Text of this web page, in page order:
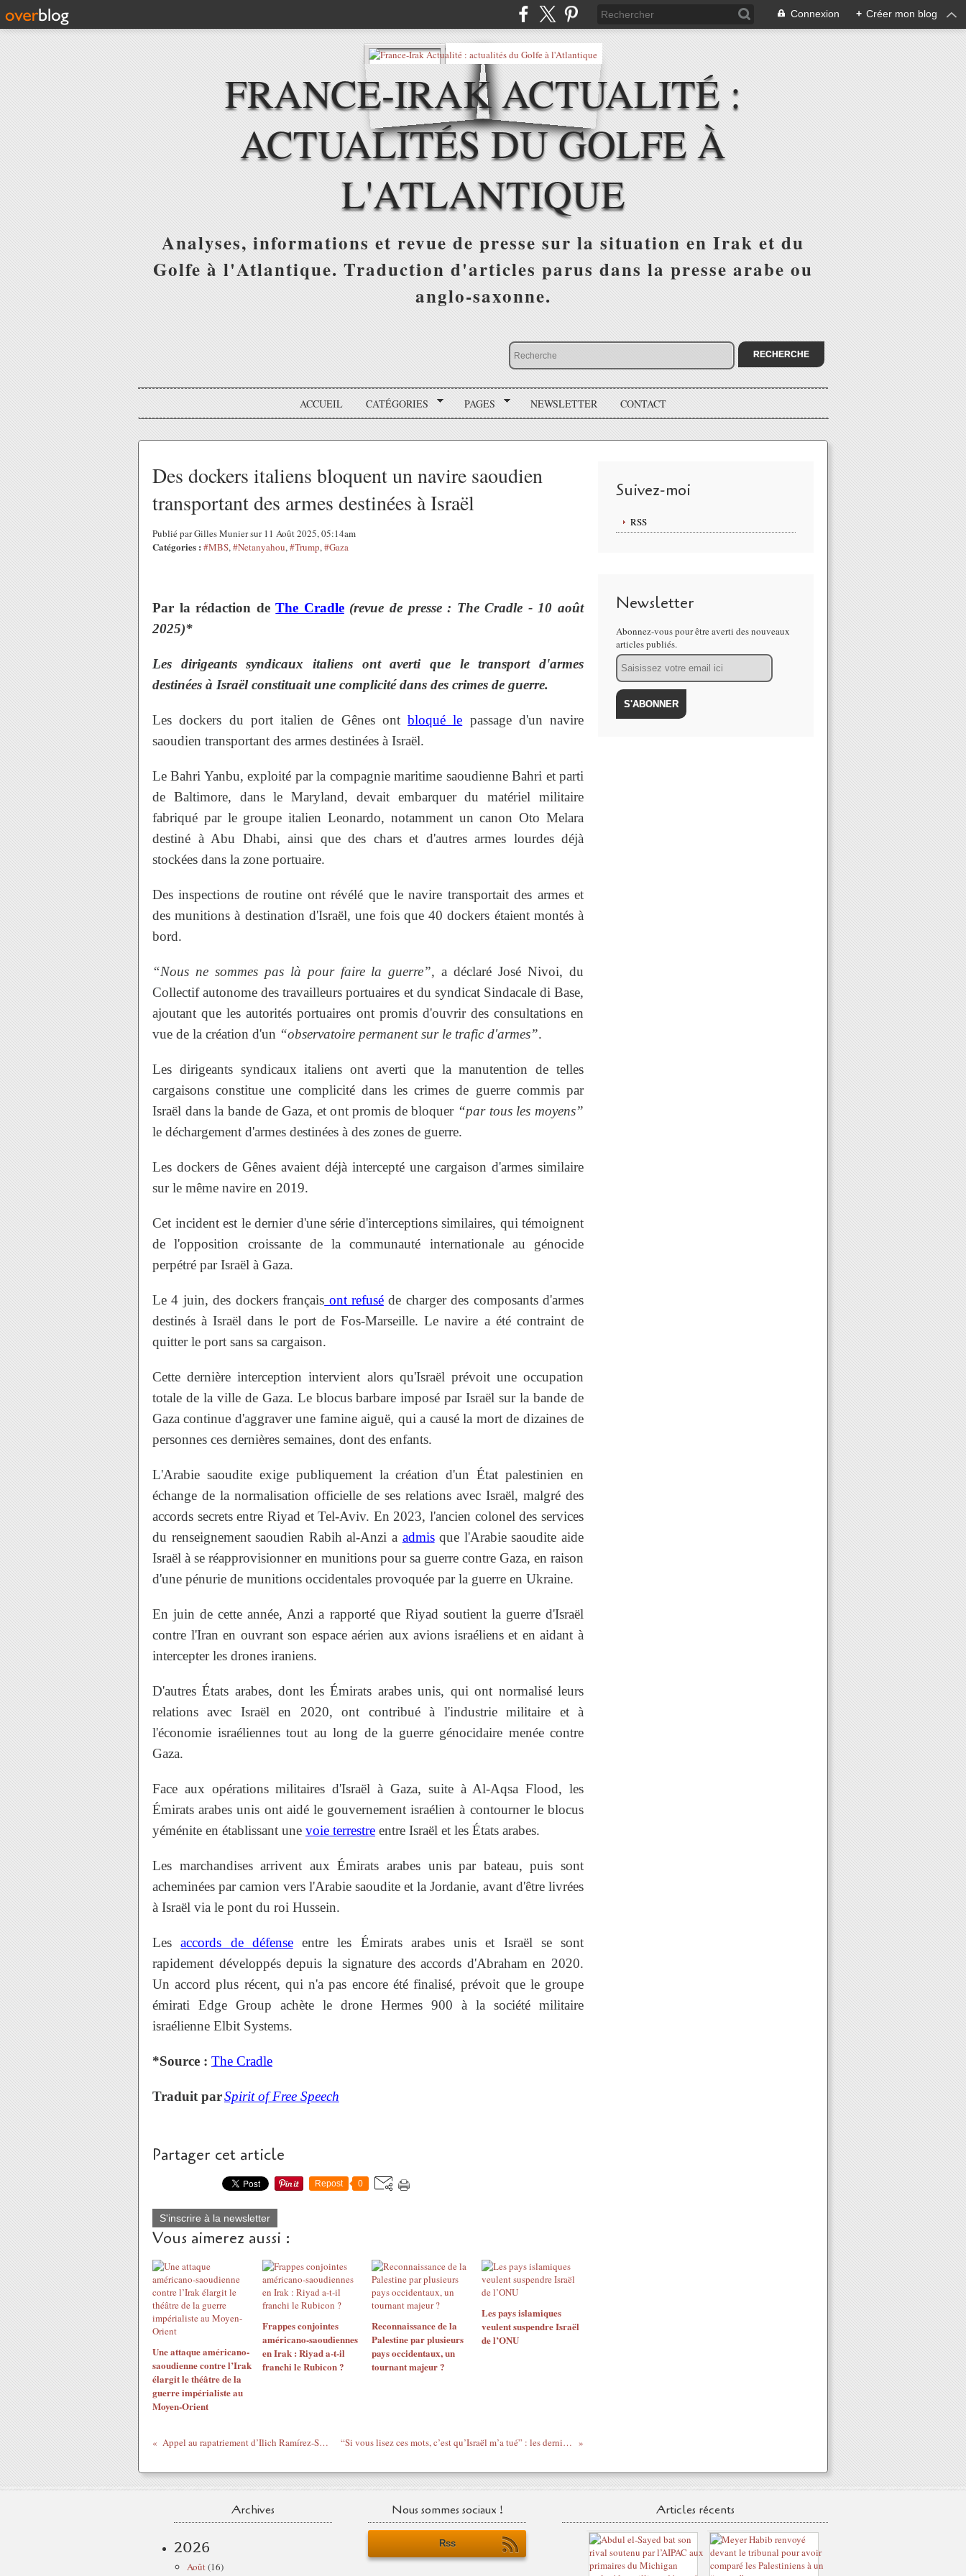
Connexion + Créer mon blog
FRANCE-IRAK ACTUALITÉ :
ACTUALITÉS DU GOLFE À
L'ATLANTIQUE
Analyses, informations et revue de presse sur la situation en Irak et du
Golfe à l'Atlantique. Traduction d'articles parus dans la presse arabe ou
anglo-saxonne.
ACCUEIL CATÉGORIES PAGES NEWSLETTER CONTACT
Des dockers italiens bloquent un navire saoudien
transportant des armes destinées à Israël
Publié par Gilles Munier sur 11 Août 2025, 05:14am
Catégories : #MBS,#Netanyahou,#Trump,#Gaza
Par la rédaction deThe Cradle(revue de presse : The Cradle - 10 août
2025)*
Les dirigeants syndicaux italiens ont averti que le transport d'armes
destinées à Israël constituait une complicité dans des crimes de guerre.
Les dockers du port italien de Gênes ont bloqué le passage d'un navire
saoudien transportant des armes destinées à Israël.
Le Bahri Yanbu, exploité par la compagnie maritime saoudienne Bahri et parti
de Baltimore, dans le Maryland, devait embarquer du matériel militaire
fabriqué par le groupe italien Leonardo, notamment un canon Oto Melara
destiné à Abu Dhabi, ainsi que des chars et d'autres armes lourdes déjà
stockées dans la zone portuaire.
Des inspections de routine ont révélé que le navire transportait des armes et
des munitions à destination d'Israël, une fois que 40 dockers étaient montés à
bord.
“Nous ne sommes pas là pour faire la guerre”, a déclaré José Nivoi, du
Collectif autonome des travailleurs portuaires et du syndicat Sindacale di Base,
ajoutant que les autorités portuaires ont promis d'ouvrir des consultations en
vue de la création d'un “observatoire permanent sur le trafic d'armes”.
Les dirigeants syndicaux italiens ont averti que la manutention de telles
cargaisons constitue une complicité dans les crimes de guerre commis par
Israël dans la bande de Gaza, et ont promis de bloquer “par tous les moyens”
le déchargement d'armes destinées à des zones de guerre.
Les dockers de Gênes avaient déjà intercepté une cargaison d'armes similaire
sur le même navire en 2019.
Cet incident est le dernier d'une série d'interceptions similaires, qui témoignent
de l'opposition croissante de la communauté internationale au génocide
perpétré par Israël à Gaza.
Le 4 juin, des dockers français ont refuséde charger des composants d'armes
destinés à Israël dans le port de Fos-Marseille. Le navire a été contraint de
quitter le port sans sa cargaison.
Cette dernière interception intervient alors qu'Israël prévoit une occupation
totale de la ville de Gaza. Le blocus barbare imposé par Israël sur la bande de
Gaza continue d'aggraver une famine aiguë, qui a causé la mort de dizaines de
personnes ces dernières semaines, dont des enfants.
L'Arabie saoudite exige publiquement la création d'un État palestinien en
échange de la normalisation officielle de ses relations avec Israël, malgré des
accords secrets entre Riyad et Tel-Aviv. En 2023, l'ancien colonel des services
du renseignement saoudien Rabih al-Anzi a admisque l'Arabie saoudite aide
Israël à se réapprovisionner en munitions pour sa guerre contre Gaza, en raison
d'une pénurie de munitions occidentales provoquée par la guerre en Ukraine.
En juin de cette année, Anzi a rapporté que Riyad soutient la guerre d'Israël
contre l'Iran en ouvrant son espace aérien aux avions israéliens et en aidant à
intercepter les drones iraniens.
D'autres États arabes, dont les Émirats arabes unis, qui ont normalisé leurs
relations avec Israël en 2020, ont contribué à l'industrie militaire et à
l'économie israéliennes tout au long de la guerre génocidaire menée contre
Gaza.
Face aux opérations militaires d'Israël à Gaza, suite à Al-Aqsa Flood, les
Émirats arabes unis ont aidé le gouvernement israélien à contourner le blocus
yéménite en établissant une voie terrestre entre Israël et les États arabes.
Les marchandises arrivent aux Émirats arabes unis par bateau, puis sont
acheminées par camion vers l'Arabie saoudite et la Jordanie, avant d'être livrées
à Israël via le pont du roi Hussein.
Lesaccords de défenseentre les Émirats arabes unis et Israël se sont
rapidement développés depuis la signature des accords d'Abraham en 2020.
Un accord plus récent, qui n'a pas encore été finalisé, prévoit que le groupe
émirati Edge Group achète le drone Hermes 900 à la société militaire
israélienne Elbit Systems.
*Source : The Cradle
Traduit parSpirit of Free Speech
Partager cet article
Repost 0
S'inscrire à la newsletter
Vous aimerez aussi :
Une attaque américano-
saoudienne contre l’Irak
élargit le théâtre de la
guerre impérialiste au
Moyen-Orient
Frappes conjointes
américano-saoudiennes
en Irak : Riyad a-t-il
franchi le Rubicon ?
Reconnaissance de la
Palestine par plusieurs
pays occidentaux, un
tournant majeur ?
Les pays islamiques
veulent suspendre Israël
de l’ONU
Appel au rapatriement d’Ilich Ramírez-Sanchez dit « Carlos » “Si vous lisez ces mots, c’est qu’Israël m’a tué” : les dernières volontés d'Anas Sharif
Suivez-moi
RSS
Newsletter
Abonnez-vous pour être averti des nouveaux
articles publiés.
Email
Archives
2026
Août(16)
Nous sommes sociaux !
Rss
Articles récents